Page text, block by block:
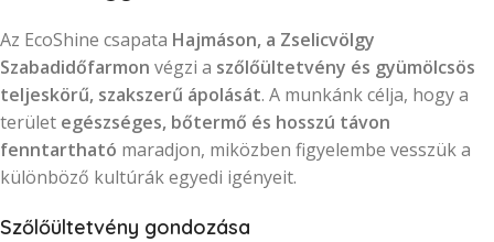
Az EcoShine csapata Hajmáson, a Zselicvölgy
Szabadidőfarmon végzi a szőlőültetvény és gyümölcsös
teljeskörű, szakszerű ápolását. A munkánk célja, hogy a
terület egészséges, bőtermő és hosszú távon
fenntartható maradjon, miközben figyelembe vesszük a
különböző kultúrák egyedi igényeit.
Szőlőültetvény gondozása